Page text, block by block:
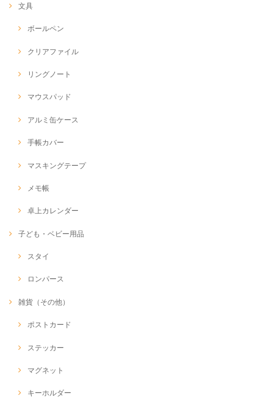
文具
ボールペン
クリアファイル
リングノート
マウスパッド
アルミ缶ケース
手帳カバー
マスキングテープ
メモ帳
卓上カレンダー
子ども・ベビー用品
スタイ
ロンパース
雑貨（その他）
ポストカード
ステッカー
マグネット
キーホルダー